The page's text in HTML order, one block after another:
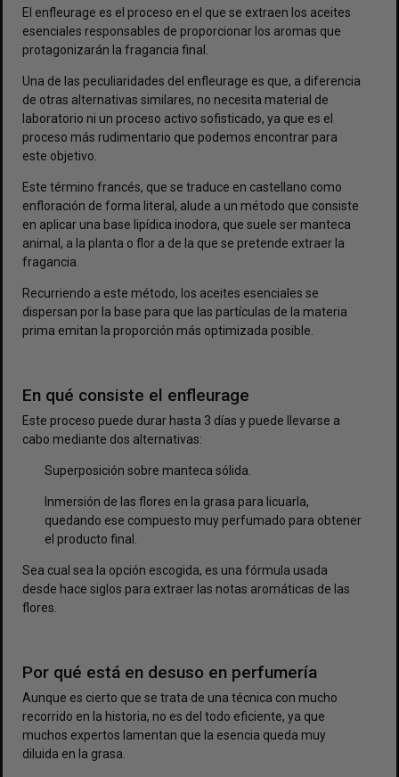
El enfleurage es el proceso en el que se extraen los aceites
esenciales responsables de proporcionar los aromas que
protagonizarán la fragancia final.
Una de las peculiaridades del enfleurage es que, a diferencia
de otras alternativas similares, no necesita material de
laboratorio ni un proceso activo sofisticado, ya que es el
proceso más rudimentario que podemos encontrar para
este objetivo.
Este término francés, que se traduce en castellano como
enfloración de forma literal, alude a un método que consiste
en aplicar una base lipídica inodora, que suele ser manteca
animal, a la planta o flor a de la que se pretende extraer la
fragancia.
Recurriendo a este método, los aceites esenciales se
dispersan por la base para que las partículas de la materia
prima emitan la proporción más optimizada posible.
En qué consiste el enfleurage
Este proceso puede durar hasta 3 días y puede llevarse a
cabo mediante dos alternativas:
Superposición sobre manteca sólida.
Inmersión de las flores en la grasa para licuarla,
quedando ese compuesto muy perfumado para obtener
el producto final.
Sea cual sea la opción escogida, es una fórmula usada
desde hace siglos para extraer las notas aromáticas de las
flores.
Por qué está en desuso en perfumería
Aunque es cierto que se trata de una técnica con mucho
recorrido en la historia, no es del todo eficiente, ya que
muchos expertos lamentan que la esencia queda muy
diluida en la grasa.